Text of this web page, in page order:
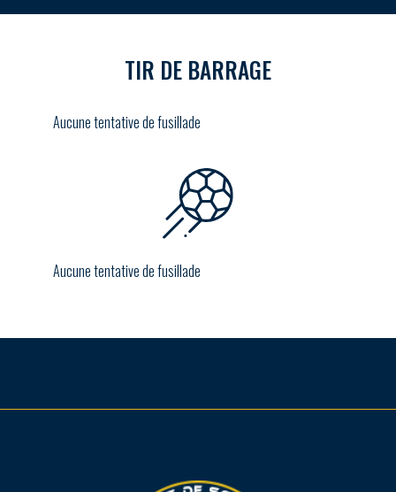
TIR DE BARRAGE
Aucune tentative de fusillade
Aucune tentative de fusillade